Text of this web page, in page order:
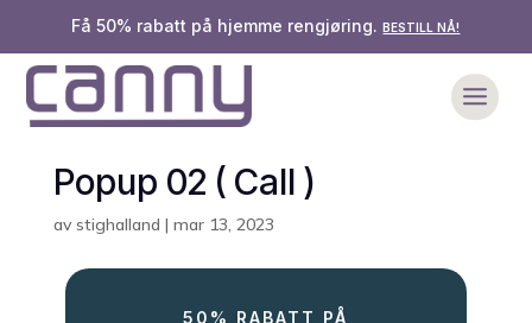
Få 50% rabatt på hjemme rengjøring.BESTILL NÅ!
Popup 02 ( Call )
av stighalland | mar 13, 2023
50% RABATT PÅ